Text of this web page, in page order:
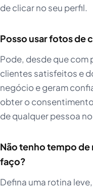
de clicar no seu perfil.
Posso usar fotos de
Pode, desde que com
clientes satisfeitos e
negócio e geram
obter o
de qualquer pessoa
Não tenho tempo
faço?
Defina uma rotina